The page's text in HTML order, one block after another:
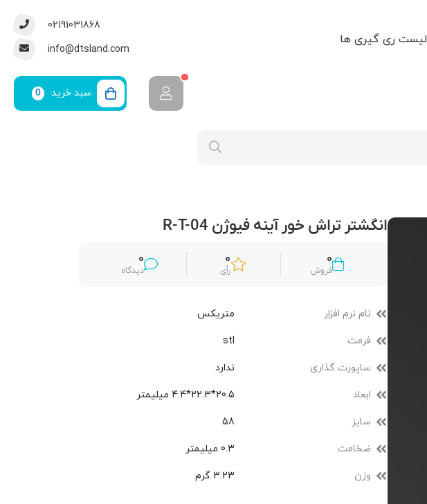
لیست ری گیری ها
02191031868
info@dtsland.com
سبد خرید 0
انگشتر تراش خور آینه فیوژن R-T-04
0
فروش
0
رأی
0
دیدگاه
نام نرم افزار متریکس
فرمت stl
ساپورت گذاری ندارد
ابعاد 20.5*22.3*4.4 میلیمتر
سایز 58
ضخامت 0.3 میلیمتر
وزن 3.23 گرم